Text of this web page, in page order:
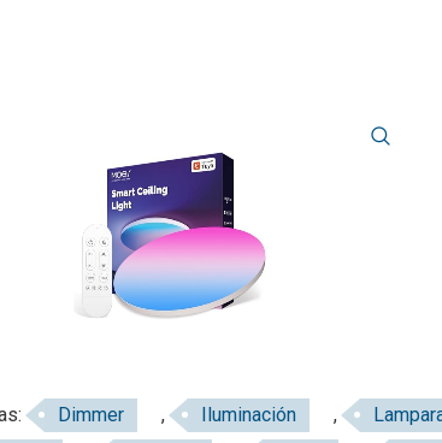
Dimmer , Iluminación ,